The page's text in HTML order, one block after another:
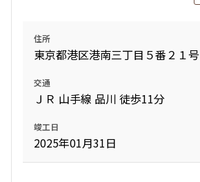
1R〜1K
1DK〜1LDK
2LDK
3LDK
4LDK〜
住所
東京都港区港南三丁目５番２１号
交通
ＪＲ 山手線 品川 徒歩11分
竣工日
2025年01月31日